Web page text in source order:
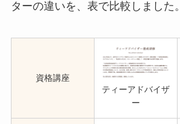
ターの違いを、表で比較しました。
資格講座
ティーアドバイザ
ー